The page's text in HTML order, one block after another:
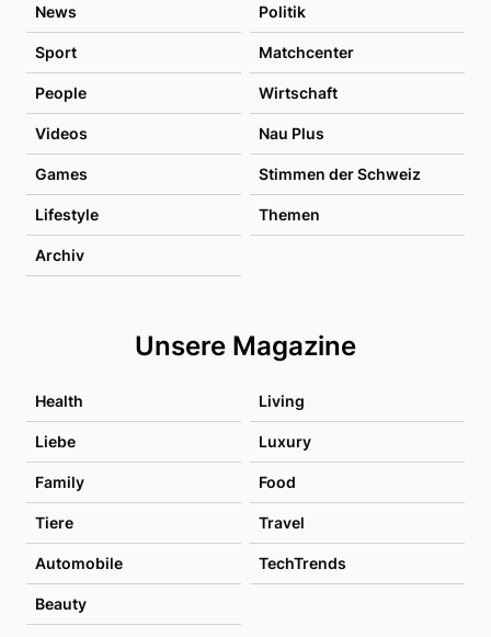
News Politik
Sport Matchcenter
People Wirtschaft
Videos Nau Plus
Games Stimmen der Schweiz
Lifestyle Themen
Archiv
Unsere Magazine
Health Living
Liebe Luxury
Family Food
Tiere Travel
Automobile TechTrends
Beauty